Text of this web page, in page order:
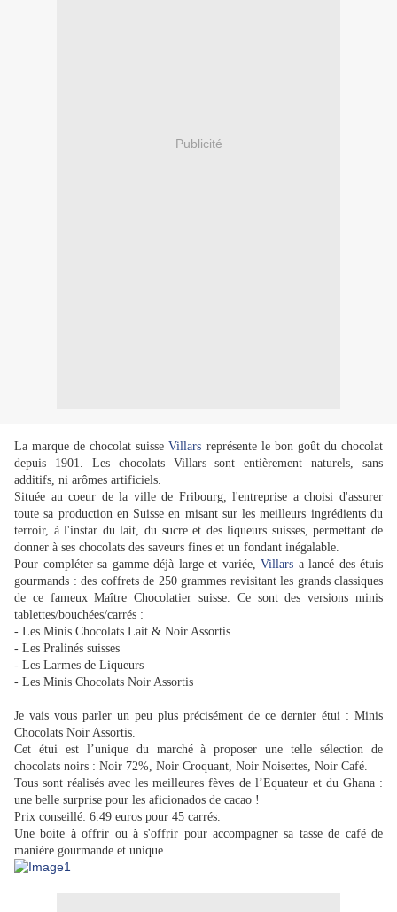
Publicité
La marque de chocolat suisseVillars représente le bon goût du chocolat
depuis 1901. Les chocolats Villars sont entièrement naturels, sans
additifs, ni arômes artificiels.
Située au coeur de la ville de Fribourg, l'entreprise a choisi d'assurer
toute sa production en Suisse en misant sur les meilleurs ingrédients du
terroir, à l'instar du lait, du sucre et des liqueurs suisses, permettant de
donner à ses chocolats des saveurs fines et un fondant inégalable.
Pour compléter sa gamme déjà large et variée, Villars a lancé des étuis
gourmands : des coffrets de 250 grammes revisitant les grands classiques
de ce fameux Maître Chocolatier suisse. Ce sont des versions minis
tablettes/bouchées/carrés :
- Les Minis Chocolats Lait & Noir Assortis
- Les Pralinés suisses
- Les Larmes de Liqueurs
- Les Minis Chocolats Noir Assortis
Je vais vous parler un peu plus précisément de ce dernier étui : Minis
Chocolats Noir Assortis.
Cet étui est l’unique du marché à proposer une telle sélection de
chocolats noirs : Noir 72%, Noir Croquant, Noir Noisettes, Noir Café.
Tous sont réalisés avec les meilleures fèves de l’Equateur et du Ghana :
une belle surprise pour les aficionados de cacao !
Prix conseillé: 6.49 euros pour 45 carrés.
Une boite à offrir ou à s'offrir pour accompagner sa tasse de café de
manière gourmande et unique.